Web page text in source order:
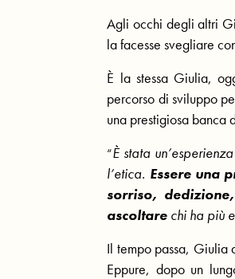
Agli occhi degli altri
la facesse svegliare
È la stessa Giulia,
percorso di sviluppo
una prestigiosa banca
“È stata
l’etica. Essere una
sorriso,
ascoltare chi ha più
Il tempo passa, Giulia
Eppure, dopo un